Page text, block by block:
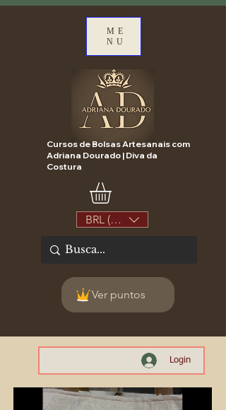
ME
NU
Cursos de Bolsas Artesanais com
Adriana Dourado | Diva da
Costura
BRL (R$)
Ver puntos
Login